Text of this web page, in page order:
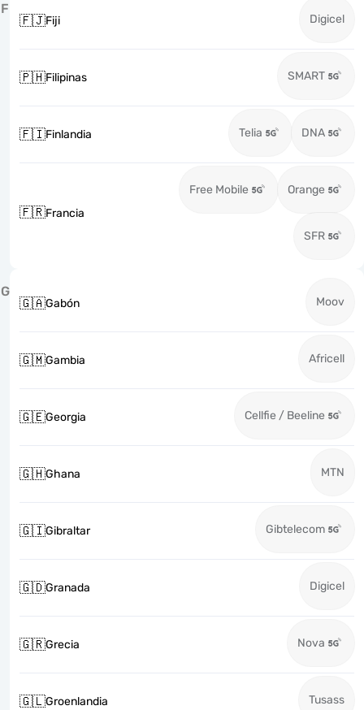
F
🇫🇯Fiji Digicel
🇵🇭Filipinas SMART
🇫🇮Finlandia Telia DNA
🇫🇷Francia
Free Mobile Orange
SFR
G
🇬🇦Gabón Moov
🇬🇲Gambia Africell
🇬🇪Georgia Cellfie / Beeline
🇬🇭Ghana MTN
🇬🇮Gibraltar Gibtelecom
🇬🇩Granada Digicel
🇬🇷Grecia Nova
🇬🇱Groenlandia Tusass